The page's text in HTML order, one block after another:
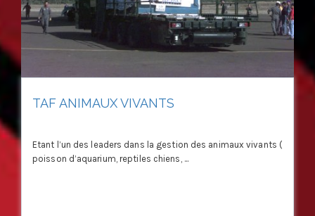
TAF ANIMAUX VIVANTS
Etant l’un des leaders dans la gestion des animaux vivants (
poisson d’aquarium, reptiles chiens, ...